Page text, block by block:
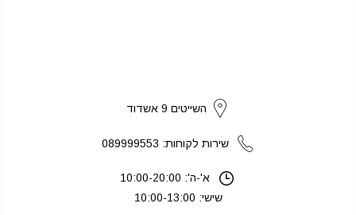
השייטים 9 אשדוד
שירות לקוחות: 089999553
א'-ה': 10:00-20:00
שישי: 10:00-13:00